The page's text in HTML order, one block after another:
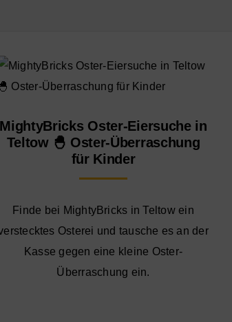
MightyBricks Oster-Eiersuche in
Teltow 🐣 Oster-Überraschung
für Kinder
Finde bei MightyBricks in Teltow ein
Osterei und tausche es an der
Kasse gegen eine kleine Oster-
Überraschung ein.